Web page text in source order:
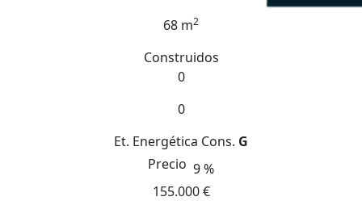
68 m2
Construidos
0
0
Et. Energética Cons. G
Precio 9 %
155.000 €